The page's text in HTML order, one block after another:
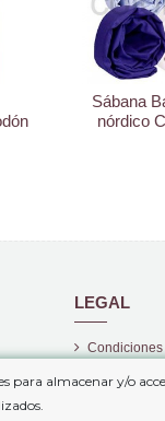
Sábana
nórdico
LEGAL
Condiciones
Politica de
para almacenar y/o